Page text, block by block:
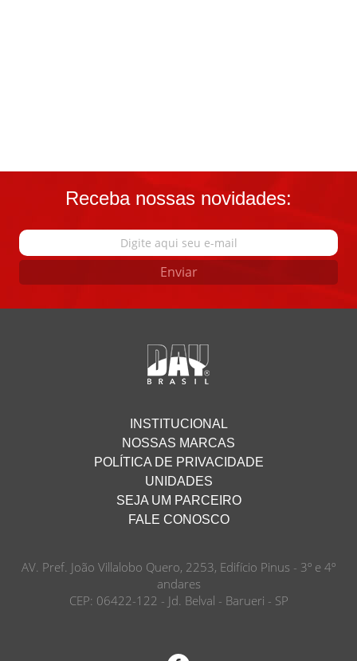
Receba nossas novidades:
Enviar
INSTITUCIONAL
NOSSAS MARCAS
POLÍTICA DE PRIVACIDADE
UNIDADES
SEJA UM PARCEIRO
FALE CONOSCO
AV. Pref. João Villalobo Quero, 2253, Edifício Pinus - 3º e 4º
andares
CEP: 06422-122 - Jd. Belval - Barueri - SP